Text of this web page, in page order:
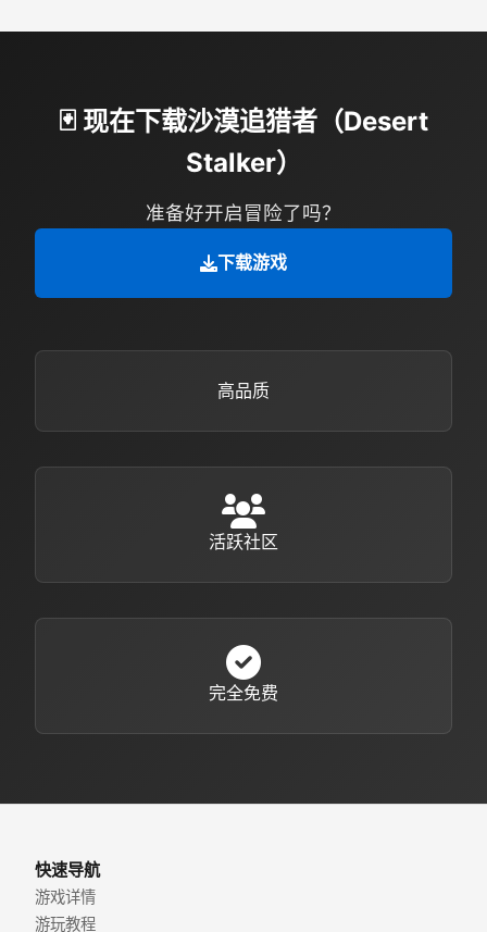
🃏 现在下载沙漠追猎者（Desert
Stalker）
准备好开启冒险了吗？
下载游戏
高品质
活跃社区
完全免费
快速导航
游戏详情
游玩教程